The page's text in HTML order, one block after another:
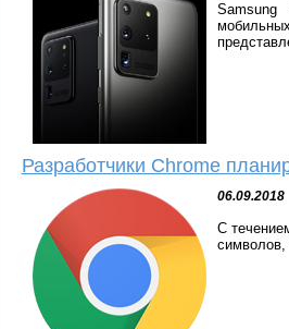
Разработчики Chrome
06.09.2018
С
символов,